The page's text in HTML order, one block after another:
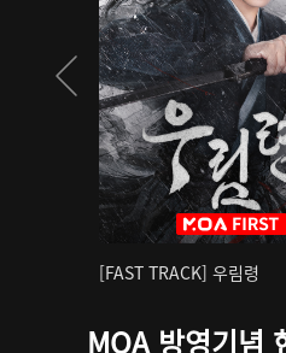
[FAST TRACK] 우림령
MOA 방영기념